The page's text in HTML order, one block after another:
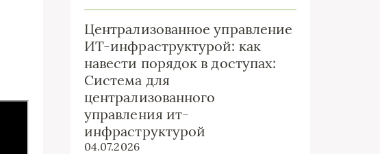
Централизованное управление
ИТ-инфраструктурой: как
навести порядок в доступах:
Система для
централизованного
управления ит-
инфраструктурой
04.07.2026